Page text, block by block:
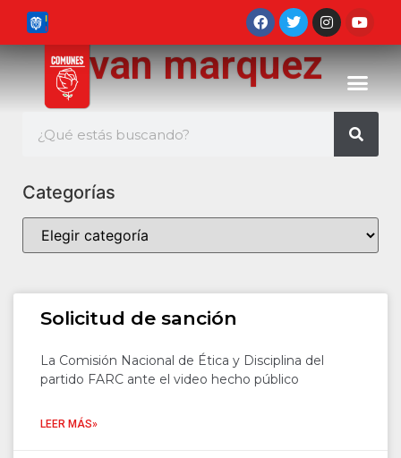
ivan marquez
Categorías
Solicitud de sanción
La Comisión Nacional de Ética y Disciplina del
partido FARC ante el video hecho público
LEER MÁS»